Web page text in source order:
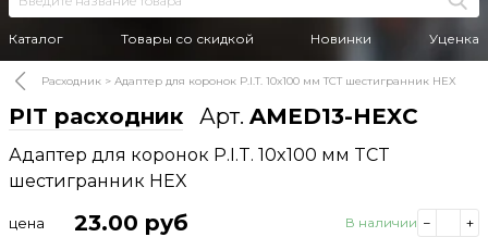
Каталог Товары со скидкой Новинки Уценка
Расходник Адаптер для коронок P.I.T. 10x100 мм TCT шестигранник HEX
PIT расходник Арт. AMED13-HEXC
Адаптер для коронок P.I.T. 10x100 мм TCT
шестигранник HEX
цена 23.00 руб В наличии